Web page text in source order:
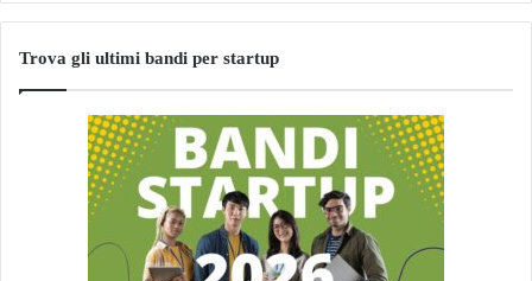
Trova gli ultimi bandi per startup